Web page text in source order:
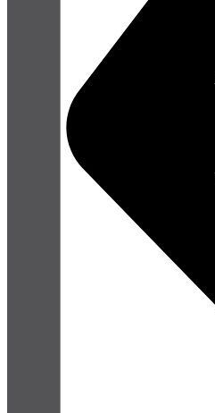
Términos de servicio
Política de privacidad
Política de cookies
Configuración de cookies
Informe técnico de seguridad y